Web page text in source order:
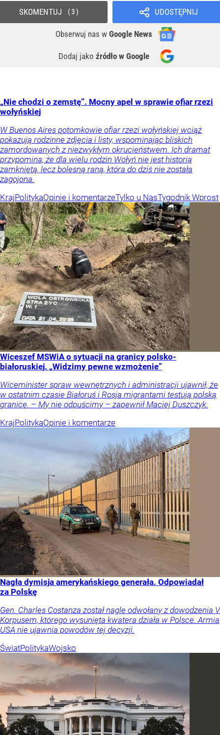
UDOSTĘPNIJ
Obserwuj nas w Google News
Dodaj jako źródło w Google
SKOMENTUJ 3
„Nie chodzi o zemstę”. Mocny apel w sprawie ofiar rzezi
wołyńskiej
W Buenos Aires potomkowie ofiar rzezi wołyńskiej wciąż
pokazują rodzinne zdjęcia i listy, wspominając bliskich
zamordowanych z niezwykłym okrucieństwem. Ich dramat
przypomina, że dla wielu rodzin Wołyń nie jest historią
zamkniętą, lecz bolesną raną, która do dziś nie została
zagojona.
KrajPolitykaOpinie i komentarzeTylko u NasTygodnik Wprost
Wiceszef MSWiA o sytuacji na granicy polsko-
białoruskiej. „Widzimy pewne wzmożenie”
Wiceminister spraw wewnętrznych i administracji ujawnił, że
w ostatnim czasie Białoruś i Rosja migrantami testują polską
granicę. – My nie odpuścimy – zapewnił Maciej Duszczyk.
KrajPolitykaOpinie i komentarze
Nagła dymisja amerykańskiego generała. Odpowiadał
za Polskę
Gen. Charles Costanza został nagle odwołany z dowodzenia V
Korpusem, którego wysunięta kwatera działa w Polsce. Armia
USA nie ujawnia powodów tej decyzji.
ŚwiatPolitykaWojsko